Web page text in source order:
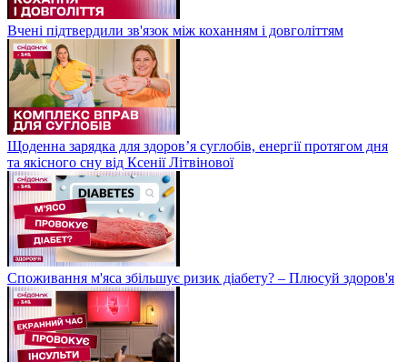
Вчені підтвердили зв'язок між коханням і довголіттям
Щоденна зарядка для здоров’я суглобів, енергії протягом дня
та якісного сну від Ксенії Літвінової
Споживання м'яса збільшує ризик діабету? – Плюсуй здоров'я